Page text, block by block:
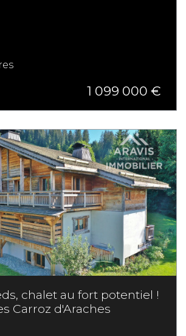
1 099 000 €
chalet au fort potentiel !
Carroz d'Araches